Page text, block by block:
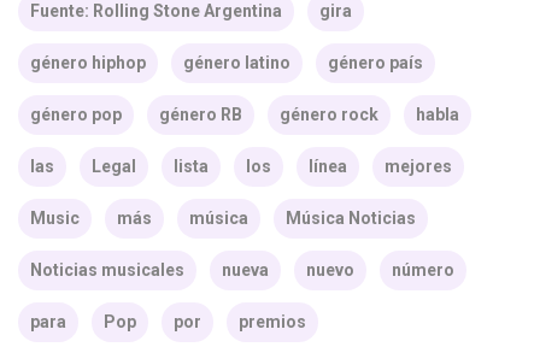
Fuente: Rolling Stone Argentina gira
género hiphop género latino género país
género pop género RB género rock habla
las Legal lista los línea mejores
Music más música Música Noticias
Noticias musicales nueva nuevo número
para Pop por premios